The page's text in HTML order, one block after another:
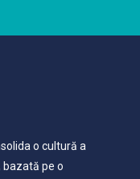
o cultură a
bazată pe o